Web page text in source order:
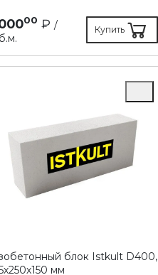
00 ₽/
Купить
блок Istkult D400,
мм